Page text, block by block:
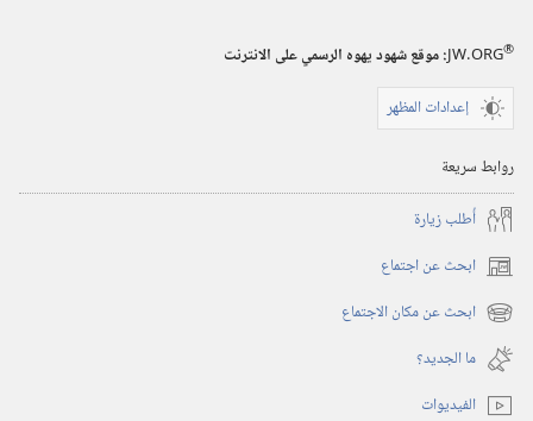
JW.ORG®
:‏ موقع شهود يهوه الرسمي على الانترنت
إعدادات المظهر
روابط سريعة
أُطلب زيارة
ابحث عن اجتماع (يفتح
نافذة ابحث عن مكان الاجتماع (يفتح
نافذة
جديدة)
ما الجديد؟‏
الفيديوات